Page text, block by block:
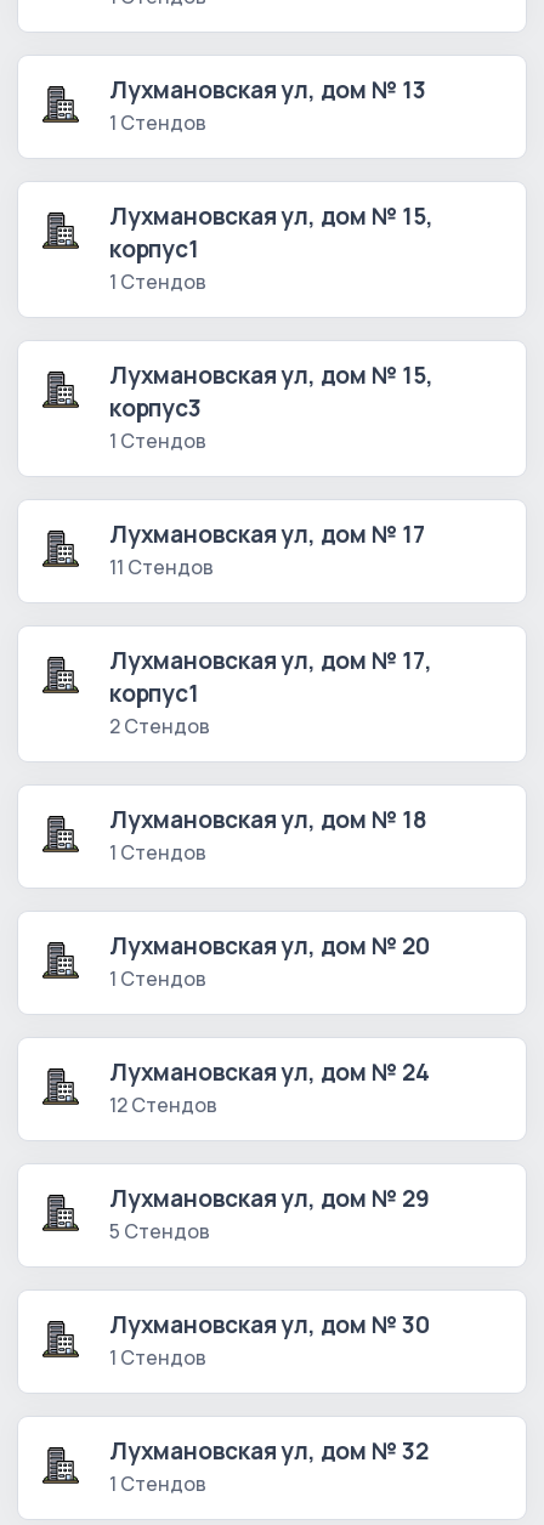
Лухмановская ул, дом № 13
1 Стендов
Лухмановская ул, дом № 15,
корпус1
1 Стендов
Лухмановская ул, дом № 15,
корпус3
1 Стендов
Лухмановская ул, дом № 17
11 Стендов
Лухмановская ул, дом № 17,
корпус1
2 Стендов
Лухмановская ул, дом № 18
1 Стендов
Лухмановская ул, дом № 20
1 Стендов
Лухмановская ул, дом № 24
12 Стендов
Лухмановская ул, дом № 29
5 Стендов
Лухмановская ул, дом № 30
1 Стендов
Лухмановская ул, дом № 32
1 Стендов